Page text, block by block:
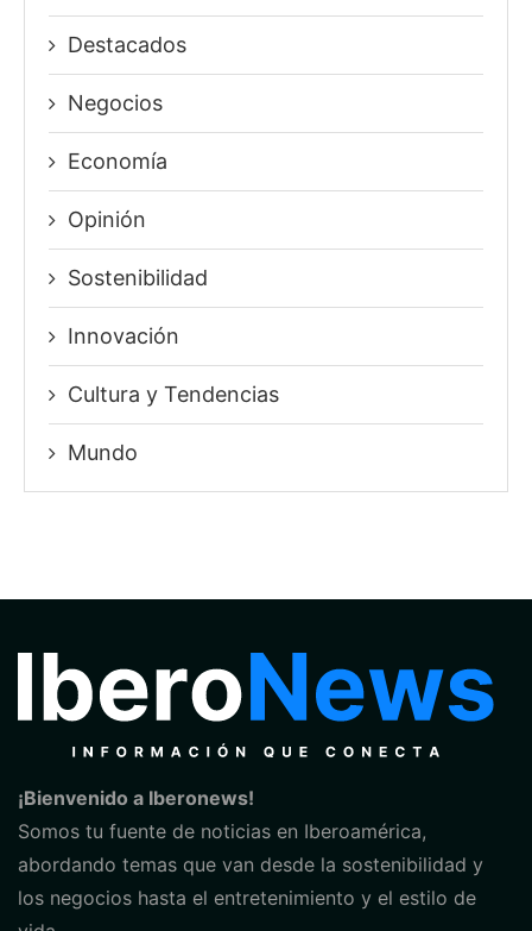
Destacados
Negocios
Economía
Opinión
Sostenibilidad
Innovación
⁠Cultura y Tendencias
Mundo
¡Bienvenido a Iberonews!
Somos tu fuente de noticias en Iberoamérica,
abordando temas que van desde la sostenibilidad y
los negocios hasta el entretenimiento y el estilo de